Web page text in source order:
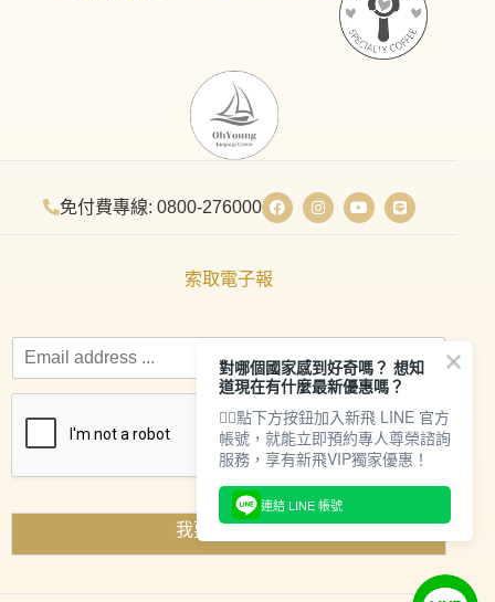
免付費專線: 0800-276000
索取電子報
我要索取資料
對哪個國家感到好奇嗎？ 想知
道現在有什麼最新優惠嗎？
👇🏻點下方按鈕加入新飛 LINE 官方
帳號，就能立即預約專人尊榮諮詢
服務，享有新飛VIP獨家優惠！
連結 LINE 帳號